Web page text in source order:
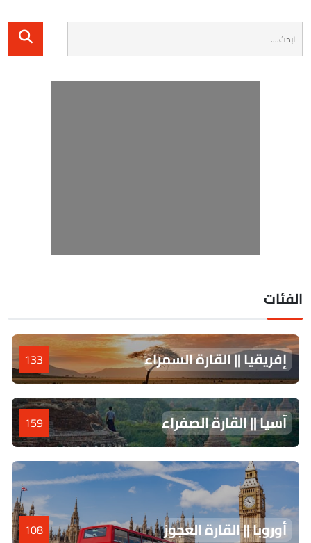
إفريقيا || القارة السمراء 133
آسيا || القارة الصفراء 159
أوروبا || القارة العجوز 108